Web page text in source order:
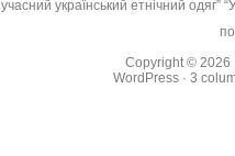
український етнічний одяг”
Copyright © 2026
WordPress ·3